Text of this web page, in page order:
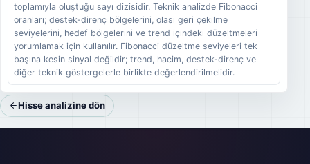
toplamıyla oluştuğu sayı dizisidir. Teknik analizde Fibonacci
oranları; destek-direnç bölgelerini, olası geri çekilme
seviyelerini, hedef bölgelerini ve trend içindeki düzeltmeleri
yorumlamak için kullanılır. Fibonacci düzeltme seviyeleri tek
başına kesin sinyal değildir; trend, hacim, destek-direnç ve
diğer teknik göstergelerle birlikte değerlendirilmelidir.
Hisse analizine dön